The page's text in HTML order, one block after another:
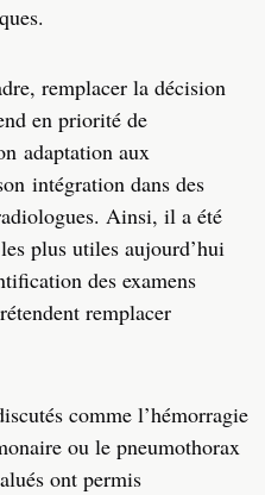
remplacer la décision
en priorité de
adaptation aux
intégration dans des
Ainsi, il a été
plus utiles aujourd’hui
des examens
remplacer
comme l’hémorragie
ou le pneumothorax
ont permis